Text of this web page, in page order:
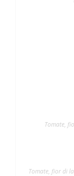
Tomate,
Tomate, fior di